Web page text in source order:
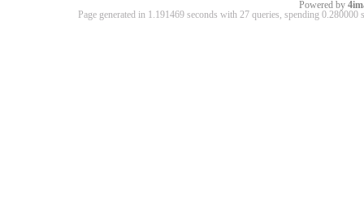
Powered by
Page generated in 1.191469 seconds with 27 queries, spending